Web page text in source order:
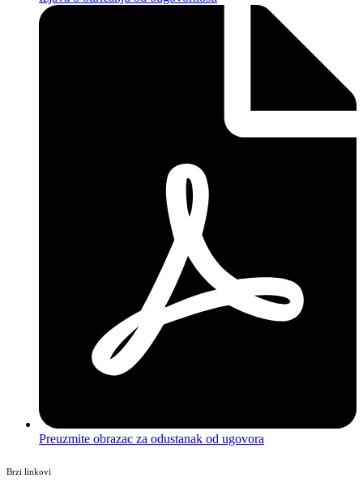
Preuzmite obrazac za odustanak od ugovora
Brzi linkovi